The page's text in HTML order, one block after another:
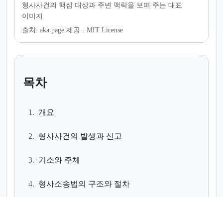
형사사건의 핵심 대상과 주변 맥락을 보여 주는 대표
이미지
출처: aka.page 제공 · MIT License
목차
1. 개요
2. 형사사건의 발생과 신고
3. 기소와 주체
4. 형사소송법의 구조와 절차